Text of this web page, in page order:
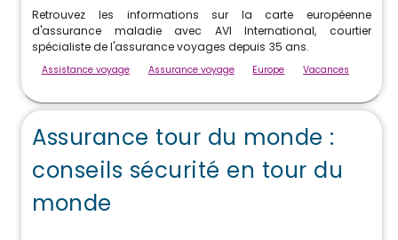
Retrouvez les informations sur la carte européenne
d'assurance maladie avec AVI International, courtier
spécialiste de l'assurance voyages depuis 35 ans.
Assistance voyage Assurance voyage Europe Vacances
Assurance tour du monde :
conseils sécurité en tour du
monde